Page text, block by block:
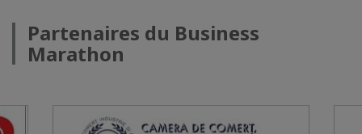
Partenaires du Business
Marathon